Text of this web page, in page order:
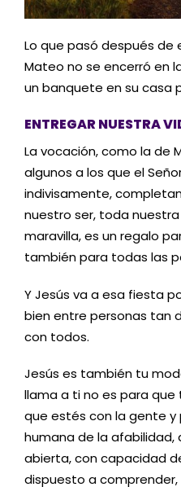
Lo que pasó después de
Mateo no se encerró en
un banquete en su casa
ENTREGAR NUESTRA
La vocación, como la de
algunos a los que el
indivisamente,
nuestro ser, toda
maravilla, es un regalo
también para todas las
Y Jesús va a esa fiesta
bien entre personas tan
con todos.
Jesús es también tu
llama a ti no es para que
que estés con la gente
humana de la afabilidad,
abierta, con capacidad
dispuesto a